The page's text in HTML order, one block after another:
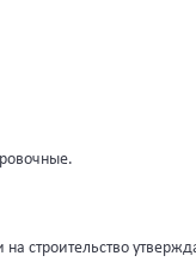
строительство